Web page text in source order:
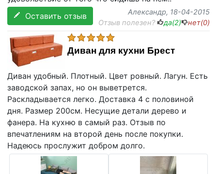
Оставить отзыв
Александр, 18-04-2015
Отзыв полезен?
да(2) нет(0)
Диван для кухни Брест
Диван удобный. Плотный. Цвет ровный. Лагун. Есть
заводской запах, но он выветрется.
Раскладывается легко. Доставка 4 с половиной
дня. Размер 200см. Несущие детали дерево и
фанера. На кухню в самый раз. Отзыв по
впечатлениям на второй день после покупки.
Надеюсь прослужит добром долго.